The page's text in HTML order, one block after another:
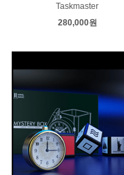
Taskmaster
280,000원